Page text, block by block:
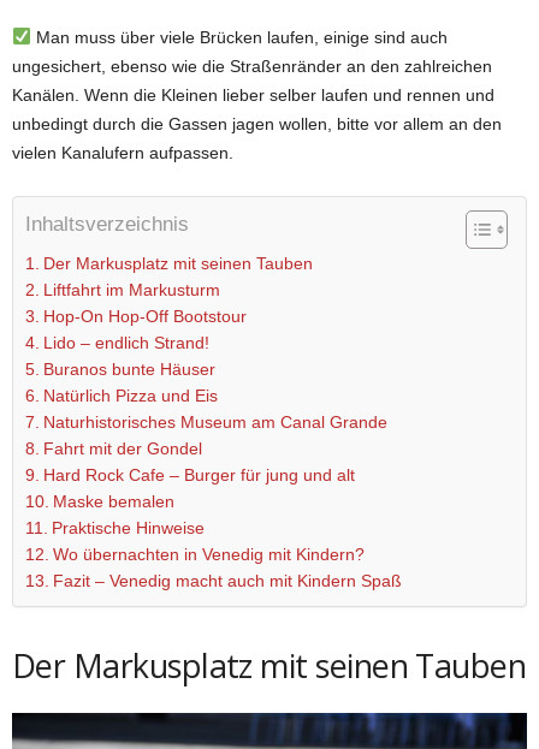
Man muss über viele Brücken laufen, einige sind auch
ungesichert, ebenso wie die Straßenränder an den zahlreichen
Kanälen. Wenn die Kleinen lieber selber laufen und rennen und
unbedingt durch die Gassen jagen wollen, bitte vor allem an den
vielen Kanalufern aufpassen.
Inhaltsverzeichnis
Der Markusplatz mit seinen Tauben
Liftfahrt im Markusturm
Hop-On Hop-Off Bootstour
Lido – endlich Strand!
Buranos bunte Häuser
Natürlich Pizza und Eis
Naturhistorisches Museum am Canal Grande
Fahrt mit der Gondel
Hard Rock Cafe – Burger für jung und alt
Maske bemalen
Praktische Hinweise
Wo übernachten in Venedig mit Kindern?
Fazit – Venedig macht auch mit Kindern Spaß
Der Markusplatz mit seinen Tauben